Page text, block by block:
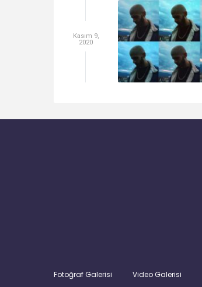
Kasım 9,
2020
Fotoğraf Galerisi Video Galerisi